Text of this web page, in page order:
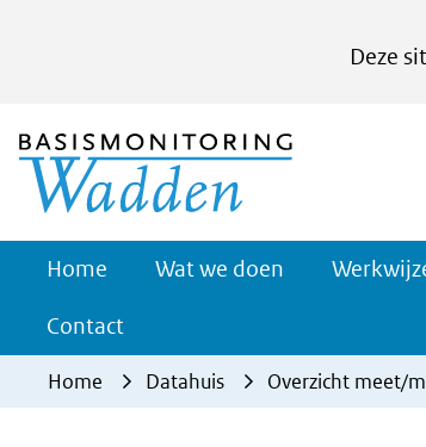
Deze
kan
het
gebruik
deze
website
Home Wat we doen
Contact
Home Datahuis Overzicht meet/